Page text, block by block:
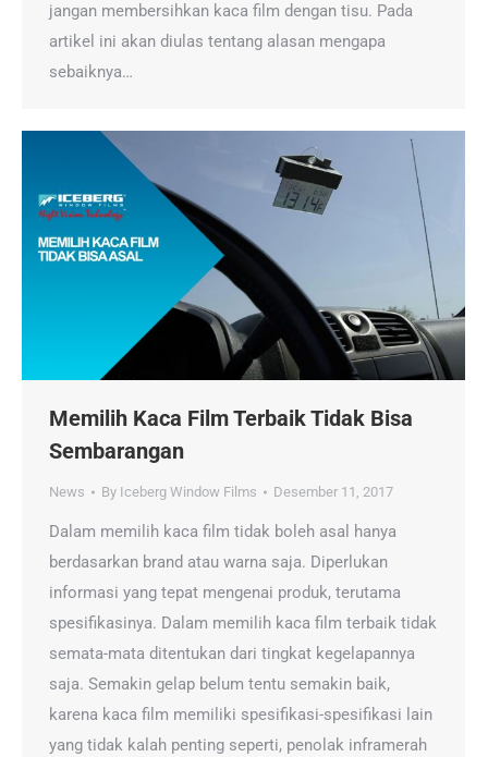
jangan membersihkan kaca film dengan tisu. Pada
artikel ini akan diulas tentang alasan mengapa
sebaiknya…
Memilih Kaca Film Terbaik Tidak Bisa
Sembarangan
News By Iceberg Window Films Desember 11, 2017
Dalam memilih kaca film tidak boleh asal hanya
berdasarkan brand atau warna saja. Diperlukan
informasi yang tepat mengenai produk, terutama
spesifikasinya. Dalam memilih kaca film terbaik tidak
semata-mata ditentukan dari tingkat kegelapannya
saja. Semakin gelap belum tentu semakin baik,
karena kaca film memiliki spesifikasi-spesifikasi lain
yang tidak kalah penting seperti, penolak inframerah